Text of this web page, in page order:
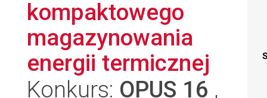
kompaktowego
magazynowania
energii termicznej
Konkurs: OPUS 16 ,